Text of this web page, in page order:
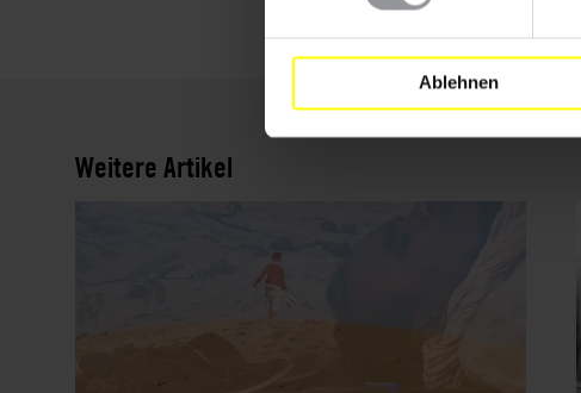
Ablehnen
Weitere Artikel